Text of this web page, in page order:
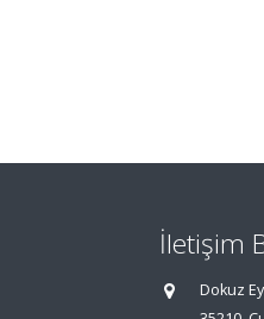
İletişim
Dokuz